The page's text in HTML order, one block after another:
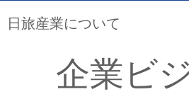
日旅産業について
企業ビ